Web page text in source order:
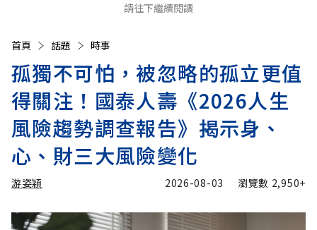
請往下繼續閱讀
首頁 話題 時事
孤獨不可怕，被忽略的孤立更值
得關注！國泰人壽《2026人生
風險趨勢調查報告》揭示身、
心、財三大風險變化
游姿穎 2026-08-03 瀏覽數 2,950+